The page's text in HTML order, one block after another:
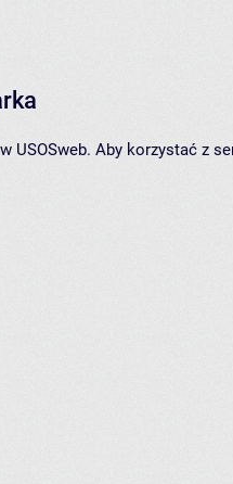
USOSweb. Aby korzystać z